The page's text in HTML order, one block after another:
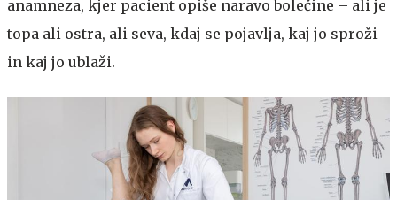
anamneza, kjer pacient opiše naravo bolečine – ali je
topa ali ostra, ali seva, kdaj se pojavlja, kaj jo sproži
in kaj jo ublaži.